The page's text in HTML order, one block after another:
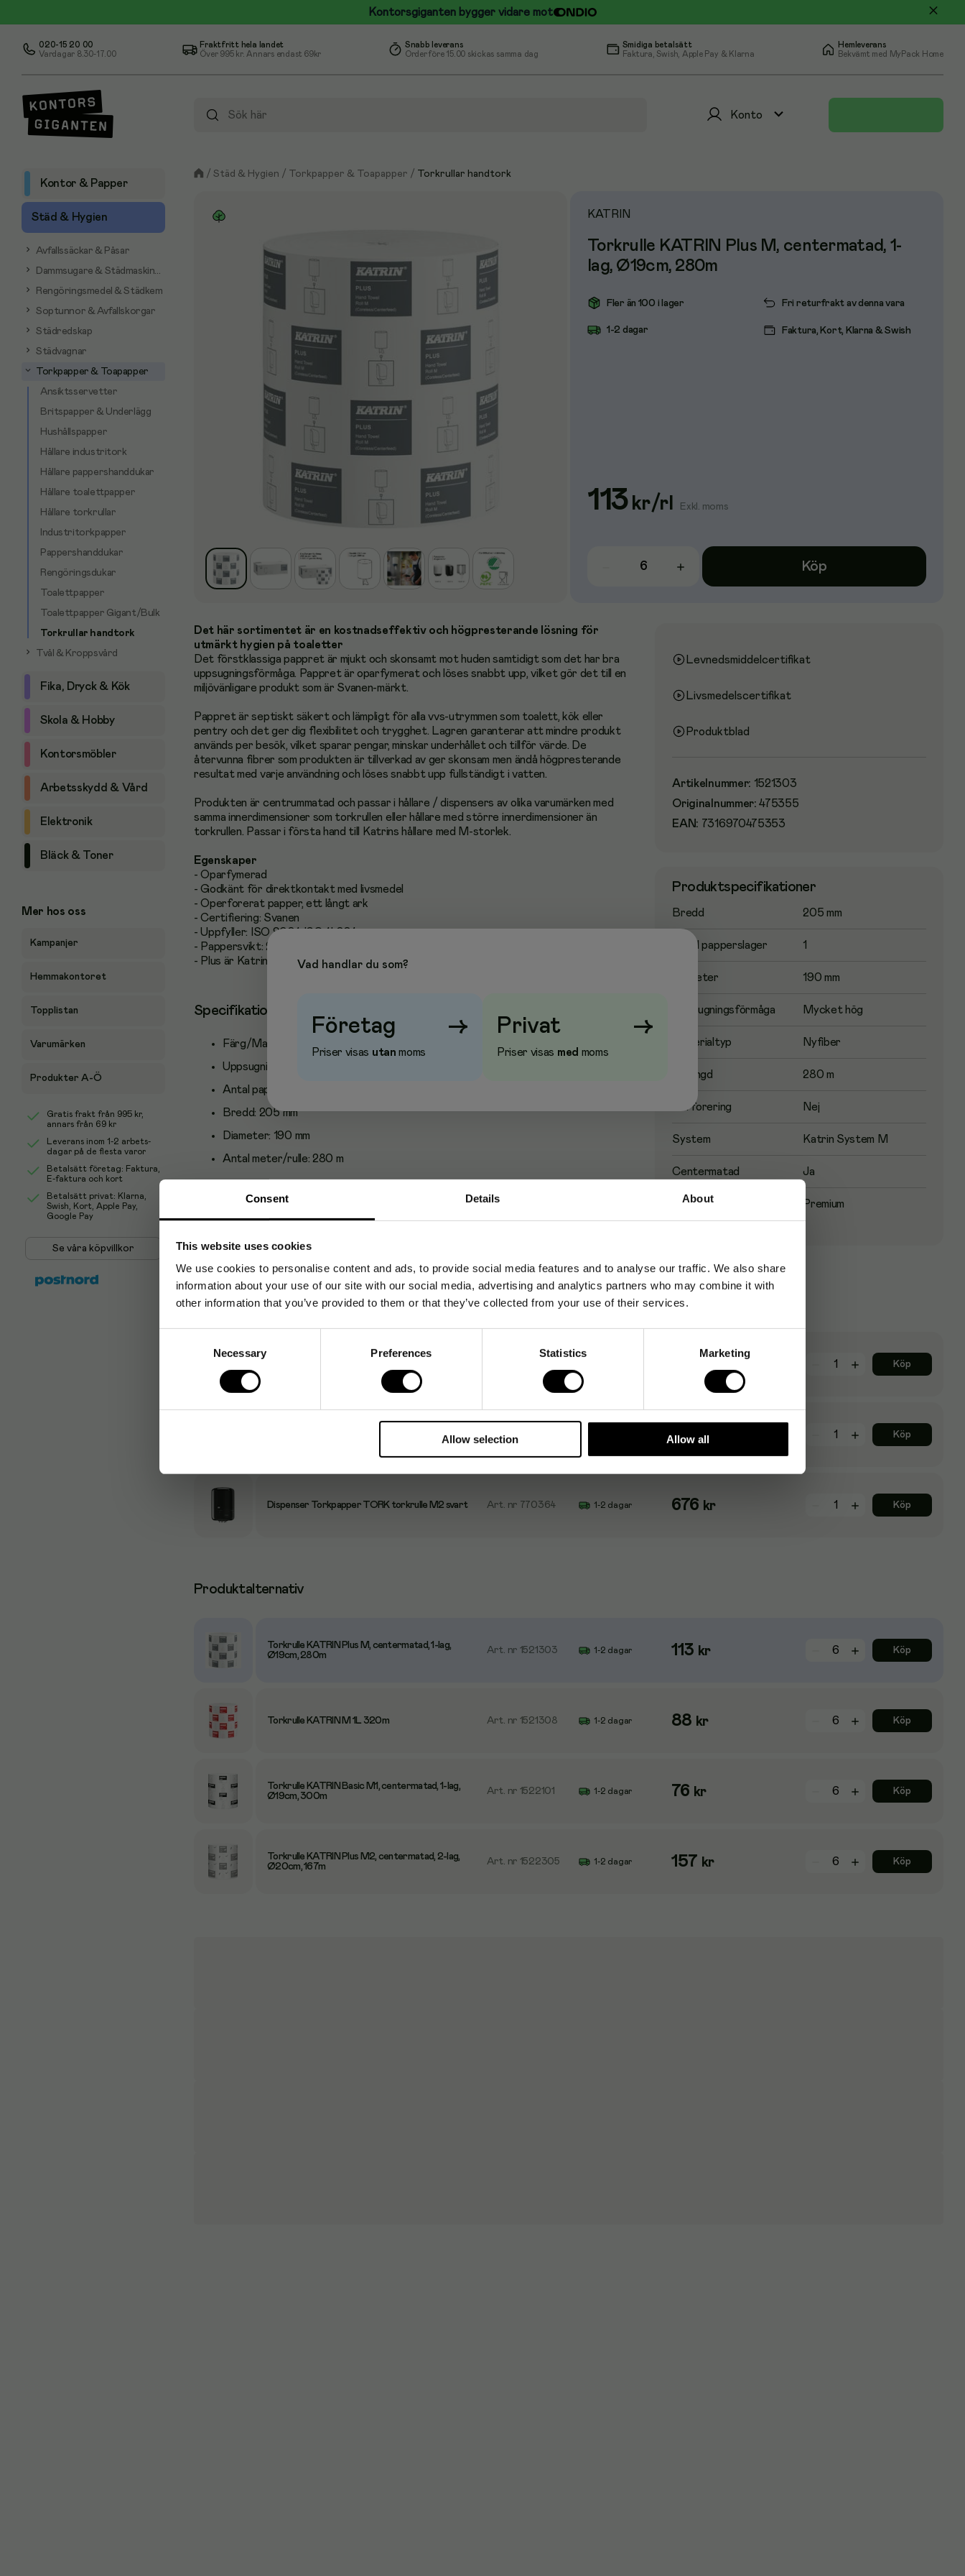
Consent Details About
This website uses cookies
We use cookies to personalise content and ads, to provide social media features and to analyse our traffic. We also share
information about your use of our site with our social media, advertising and analytics partners who may combine it with
other information that you’ve provided to them or that they’ve collected from your use of their services.
Necessary Preferences Statistics Marketing
Allow selection Allow all
Kontorsgiganten bygger vidare mot
020-15 20 00
Vardagar 8.30-17.00
Fraktfritt hela landet
Över 995 kr. Annars endast 69kr
Snabb leverans
Order före 15.00 skickas samma dag
Smidiga betalsätt
Faktura, Swish, Apple Pay & Klarna
Hemleverans
Bekvämt med MyPack Home
Konto
Kontor & Papper
Städ & Hygien
Avfallssäckar & Påsar
Dammsugare & Städmaskiner
Rengöringsmedel & Städkem
Soptunnor & Avfallskorgar
Städredskap
Städvagnar
Torkpapper & Toapapper
Ansiktsservetter
Britspapper & Underlägg
Hushållspapper
Hållare industritork
Hållare pappershanddukar
Hållare toalettpapper
Hållare torkrullar
Industritorkpapper
Pappershanddukar
Rengöringsdukar
Toalettpapper
Toalettpapper Gigant/Bulk
Torkrullar handtork
Tvål & Kroppsvård
Fika, Dryck & Kök
Skola & Hobby
Kontorsmöbler
Arbetsskydd & Vård
Elektronik
Bläck & Toner
Mer hos oss
Kampanjer
Hemmakontoret
Topplistan
Varumärken
Produkter A-Ö
Gratis frakt från 995 kr,
annars från 69 kr
Leverans inom 1-2 arbets-
dagar på de flesta varor
Betalsätt företag: Faktura,
E-faktura och kort
Betalsätt privat: Klarna,
Swish, Kort, Apple Pay,
Google Pay
Se våra köpvillkor
/ Städ & Hygien / Torkpapper & Toapapper / Torkrullar handtork
KATRIN
Torkrulle KATRIN Plus M, centermatad, 1-
lag, Ø19cm, 280m
Fler än 100 i lager Fri returfrakt av denna vara
1-2 dagar Faktura, Kort, Klarna & Swish
113 kr/rl Exkl. moms
Köp
Det här sortimentet är en kostnadseffektiv och högpresterande lösning för
utmärkt hygien på toaletter
Det förstklassiga pappret är mjukt och skonsamt mot huden samtidigt som det har bra
uppsugningsförmåga. Pappret är oparfymerat och löses snabbt upp, vilket gör det till en
miljövänligare produkt som är Svanen-märkt.
Pappret är septiskt säkert och lämpligt för alla vvs-utrymmen som toalett, kök eller
pentry och det ger dig flexibilitet och trygghet. Lagren garanterar att mindre produkt
används per besök, vilket sparar pengar, minskar underhållet och tillför värde. De
återvunna fibrer som produkten är tillverkad av ger skonsam men ändå högpresterande
resultat med varje användning och löses snabbt upp fullständigt i vatten.
Produkten är centrummatad och passar i hållare / dispensers av olika varumärken med
samma innerdimensioner som torkrullen eller hållare med större innerdimensioner än
torkrullen. Passar i första hand till Katrins hållare med M-storlek.
Egenskaper
- Oparfymerad
- Godkänt för direktkontakt med livsmedel
- Operforerat papper, ett långt ark
- Certifiering: Svanen
- Uppfyller: ISO 9001, ISO 14001
- Pappersvikt: 25 g/m2
- Plus är Katrins finaste kvalitet
Specifikationer
Färg/Material:
Uppsugningsförmåga:
Antal papperslager:
Bredd: 205 mm
Diameter: 190 mm
Antal meter/rulle: 280 m
Levnedsmiddelcertifikat
Livsmedelscertifikat
Produktblad
Artikelnummer: 1521303
Originalnummer: 475355
EAN: 7316970475353
Produktspecifikationer
Bredd 205 mm
Antal papperslager 1
Diameter 190 mm
Uppsugningsförmåga Mycket hög
Materialtyp Nyfiber
Rullängd 280 m
Perforering Nej
System Katrin System M
Centermatad Ja
Kvalitetsnivå Premium
Tillbehör
Dispenser KATRIN Torkrulle Centermatad M,
Köp
Dispenser Torkpapper TORK torkrulle M2 vit Art. nr 619kr Köp
Dispenser Torkpapper TORK torkrulle M2 svart Art. nr 770364 1-2 dagar 676 kr Köp
Produktalternativ
Torkrulle KATRIN Plus M, centermatad, 1-lag,
Ø19cm, 280m
Art. nr 1521303 1-2 dagar 113 kr Köp
Torkrulle KATRIN M 1L 320m Art. nr 1521308 1-2 dagar 88 kr Köp
Torkrulle KATRIN Basic M1, centermatad, 1-lag,
Ø19cm, 300m
Art. nr 1522101 1-2 dagar 76 kr Köp
Torkrulle KATRIN Plus M2, centermatad, 2-lag,
Ø20cm, 167m
Art. nr 1522305 1-2 dagar 157 kr Köp
Vad handlar du som?
Företag →
Priser visas utan moms
Privat →
Priser visas med moms